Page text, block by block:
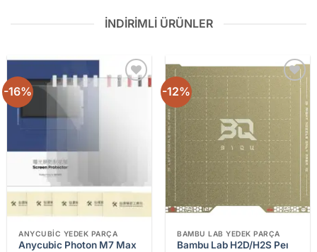
İNDIRIMLI ÜRÜNLER
-16%
ANYCUBIC YEDEK PARÇA
Anycubic Photon M7 Max
-12%
Add to
wishlist
BAMBU LAB YEDEK PARÇA
Bambu Lab H2D/H2S Peı